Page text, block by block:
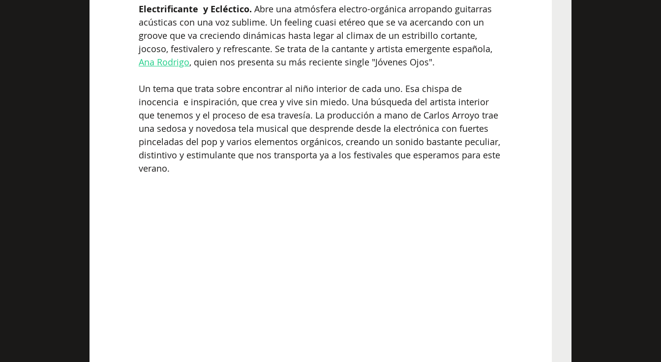
Electrificante  y Ecléctico. Abre una atmósfera electro-orgánica arropando guitarras
acústicas con una voz sublime. Un feeling cuasi etéreo que se va acercando con un
groove que va creciendo dinámicas hasta legar al climax de un estribillo cortante,
jocoso, festivalero y refrescante. Se trata de la cantante y artista emergente española,
Ana Rodrigo, quien nos presenta su más reciente single "Jóvenes Ojos".
Un tema que trata sobre encontrar al niño interior de cada uno. Esa chispa de
inocencia  e inspiración, que crea y vive sin miedo. Una búsqueda del artista interior
que tenemos y el proceso de esa travesía. La producción a mano de Carlos Arroyo trae
una sedosa y novedosa tela musical que desprende desde la electrónica con fuertes
pinceladas del pop y varios elementos orgánicos, creando un sonido bastante peculiar,
distintivo y estimulante que nos transporta ya a los festivales que esperamos para este
verano.